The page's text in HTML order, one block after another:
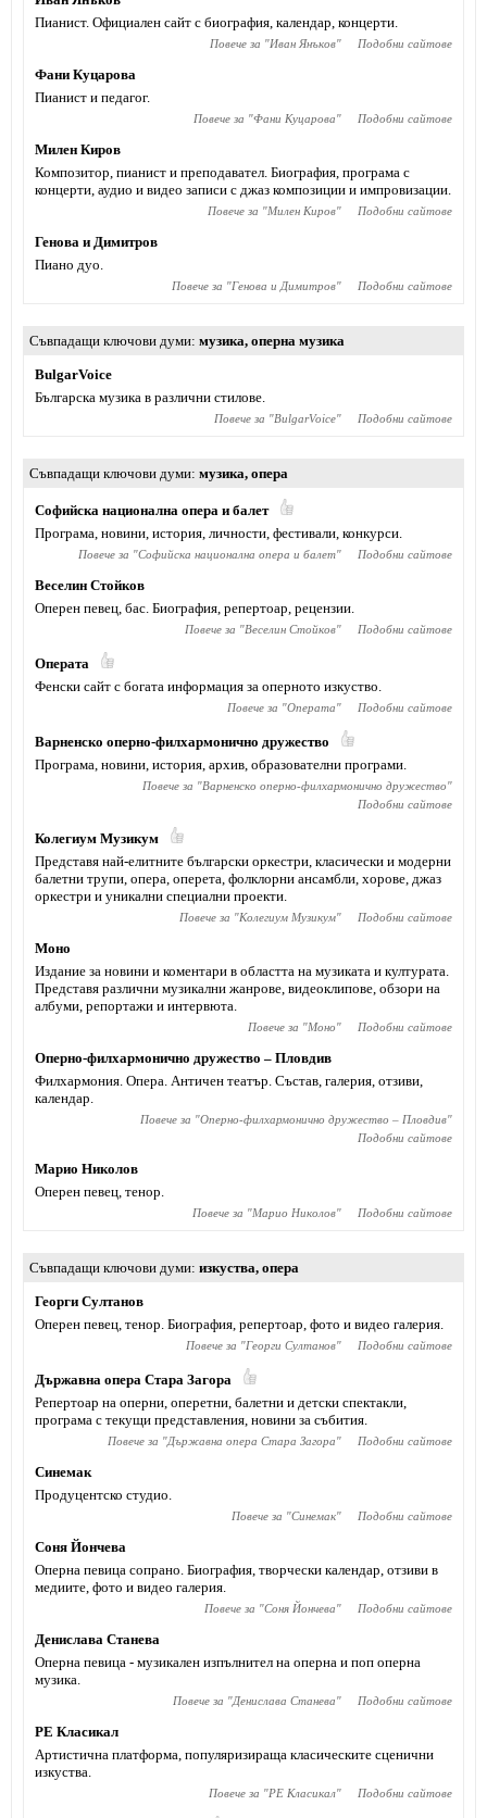
Пианист. Официален сайт с биография, календар, концерти.
Повече за "Иван Янъков" Подобни сайтове
Фани Куцарова
Пианист и педагог.
Повече за "Фани Куцарова" Подобни сайтове
Милен Киров
Композитор, пианист и преподавател. Биография, програма с
концерти, аудио и видео записи с джаз композиции и импровизации.
Повече за "Милен Киров" Подобни сайтове
Генова и Димитров
Пиано дуо.
Повече за "Генова и Димитров" Подобни сайтове
Съвпадащи ключови думи музика, оперна музика
BulgarVoice
Българска музика в различни стилове.
Повече за "BulgarVoice" Подобни сайтове
Съвпадащи ключови думи музика, опера
Софийска национална опера и балет
Програма, новини, история, личности, фестивали, конкурси.
Повече за "Софийска национална опера и балет" Подобни сайтове
Веселин Стойков
Оперен певец, бас. Биография, репертоар, рецензии.
Повече за "Веселин Стойков" Подобни сайтове
Операта
Фенски сайт с богата информация за оперното изкуство.
Повече за "Операта" Подобни сайтове
Варненско оперно-филхармонично дружество
Програма, новини, история, архив, образователни програми.
Повече за "Варненско оперно-филхармонично дружество"
Подобни сайтове
Колегиум Музикум
Представя най-елитните български оркестри, класически и модерни
балетни трупи, опера, оперета, фолклорни ансамбли, хорове, джаз
оркестри и уникални специални проекти.
Повече за "Колегиум Музикум" Подобни сайтове
Моно
Издание за новини и коментари в областта на музиката и културата.
Представя различни музикални жанрове, видеоклипове, обзори на
албуми, репортажи и интервюта.
Повече за "Моно" Подобни сайтове
Оперно-филхармонично дружество – Пловдив
Филхармония. Опера. Античен театър. Състав, галерия, отзиви,
календар.
Повече за "Оперно-филхармонично дружество – Пловдив"
Подобни сайтове
Марио Николов
Оперен певец, тенор.
Повече за "Марио Николов" Подобни сайтове
Съвпадащи ключови думи изкуства, опера
Георги Султанов
Оперен певец, тенор. Биография, репертоар, фото и видео галерия.
Повече за "Георги Султанов" Подобни сайтове
Държавна опера Стара Загора
Репертоар на оперни, оперетни, балетни и детски спектакли,
програма с текущи представления, новини за събития.
Повече за "Държавна опера Стара Загора" Подобни сайтове
Синемак
Продуцентско студио.
Повече за "Синемак" Подобни сайтове
Соня Йончева
Оперна певица сопрано. Биография, творчески календар, отзиви в
медиите, фото и видео галерия.
Повече за "Соня Йончева" Подобни сайтове
Денислава Станева
Оперна певица - музикален изпълнител на оперна и поп оперна
музика.
Повече за "Денислава Станева" Подобни сайтове
РE Класикал
Артистична платформа, популяризираща класическите сценични
изкуства.
Повече за "РE Класикал" Подобни сайтове